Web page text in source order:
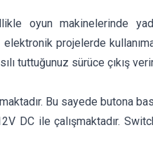
oyun makinelerinde
projelerde
tuttuğunuz sürüce çıkış
Bu sayede butona
DC ile çalışmaktadır.